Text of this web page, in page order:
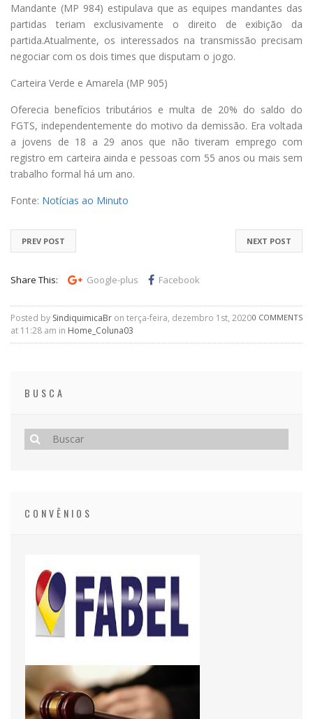
Mandante (MP 984) estipulava que as equipes mandantes das
partidas teriam exclusivamente o direito de exibição da
partida.Atualmente, os interessados na transmissão precisam
negociar com os dois times que disputam o jogo.
Carteira Verde e Amarela (MP 905)
Oferecia benefícios tributários e multa de 20% do saldo do
FGTS, independentemente do motivo da demissão. Era voltada
a jovens de 18 a 29 anos que não tiveram emprego com
registro em carteira ainda e pessoas com 55 anos ou mais sem
trabalho formal há um ano.
Fonte: Notícias ao Minuto
NEXT POST
PREV POST
Share This: Google-plus Facebook
0 COMMENTS
Posted by SindiquimicaBr on terça-feira, dezembro 1st, 2020
at 11:28 am in Home_Coluna03
BUSCA
CONVÊNIOS